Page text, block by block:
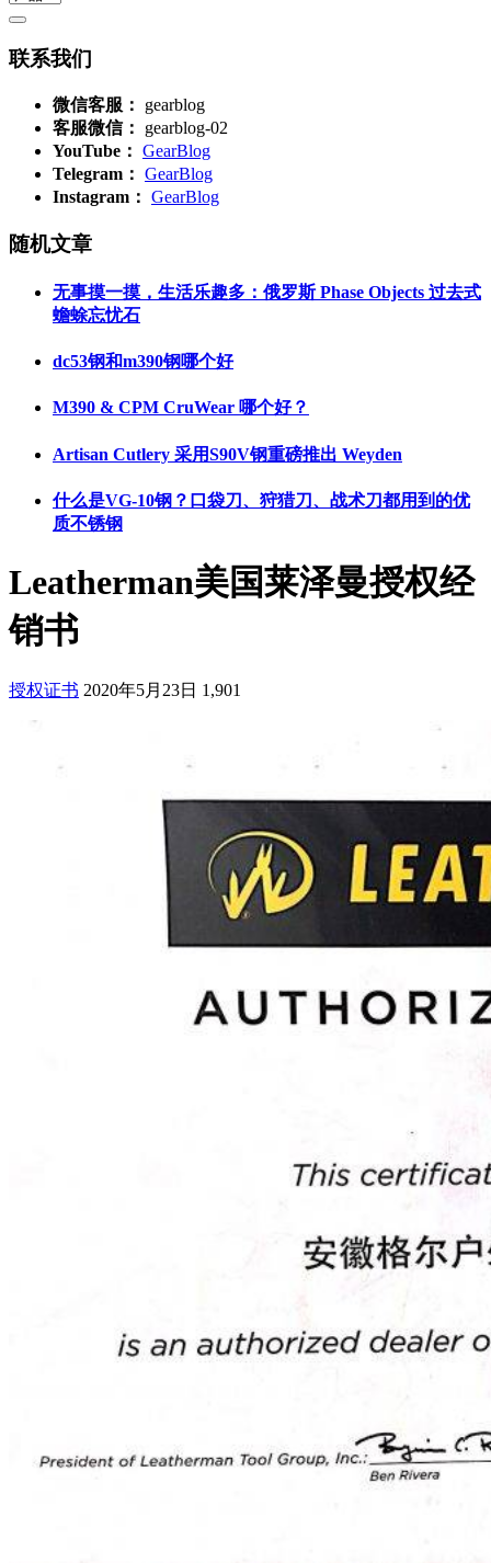
联系我们
微信客服：
gearblog
客服微信：
gearblog-02
YouTube： GearBlog
Telegram： GearBlog
Instagram： GearBlog
随机文章
无事摸一摸，生活乐趣多：俄罗斯 Phase Objects 过去式
蟾蜍忘忧石
dc53钢和m390钢哪个好
M390 & CPM CruWear 哪个好？
Artisan Cutlery 采用S90V钢重磅推出 Weyden
什么是VG-10钢？口袋刀、狩猎刀、战术刀都用到的优
质不锈钢
Leatherman美国莱泽曼授权经
销书
授权证书 2020年5月23日 1,901